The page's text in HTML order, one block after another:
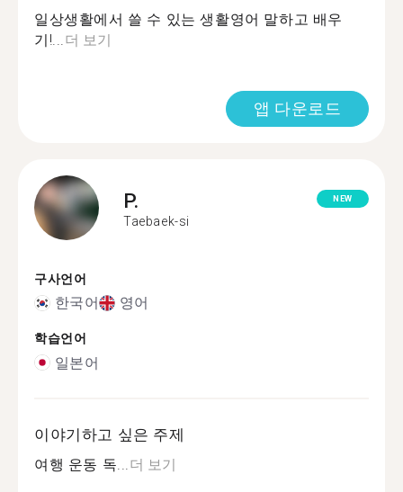
일상생활에서 쓸 수 있는 생활영어 말하고 배우
기!... 더 보기
앱 다운로드
P.
Taebaek-si
NEW
구사언어
한국어 영어
학습언어
일본어
이야기하고 싶은 주제
여행 운동 독... 더 보기